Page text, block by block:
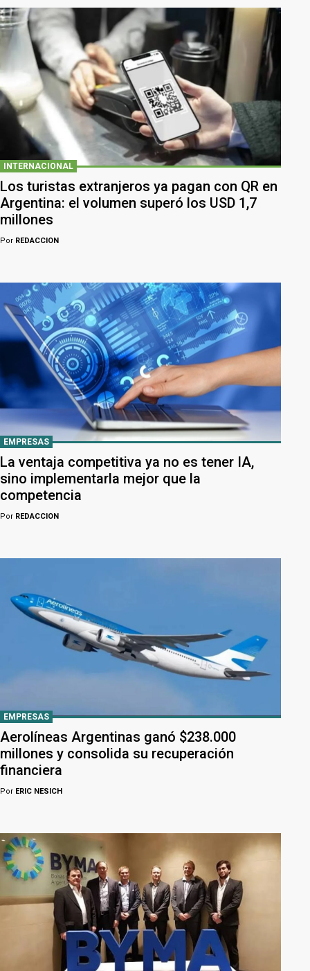
INTERNACIONAL
Los turistas extranjeros ya pagan con QR en
Argentina: el volumen superó los USD 1,7
millones
Por REDACCION
EMPRESAS
La ventaja competitiva ya no es tener IA,
sino implementarla mejor que la
competencia
Por REDACCION
EMPRESAS
Aerolíneas Argentinas ganó $238.000
millones y consolida su recuperación
financiera
Por ERIC NESICH